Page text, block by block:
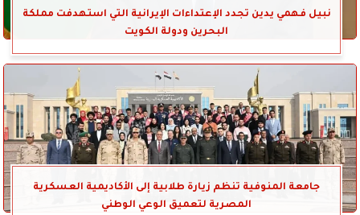
نبيل فهمي يدين تجدد الإعتداءات الإيرانية التي استهدفت مملكة
البحرين ودولة الكويت
جامعة المنوفية تنظم زيارة طلابية إلى الأكاديمية العسكرية
المصرية لتعميق الوعي الوطني